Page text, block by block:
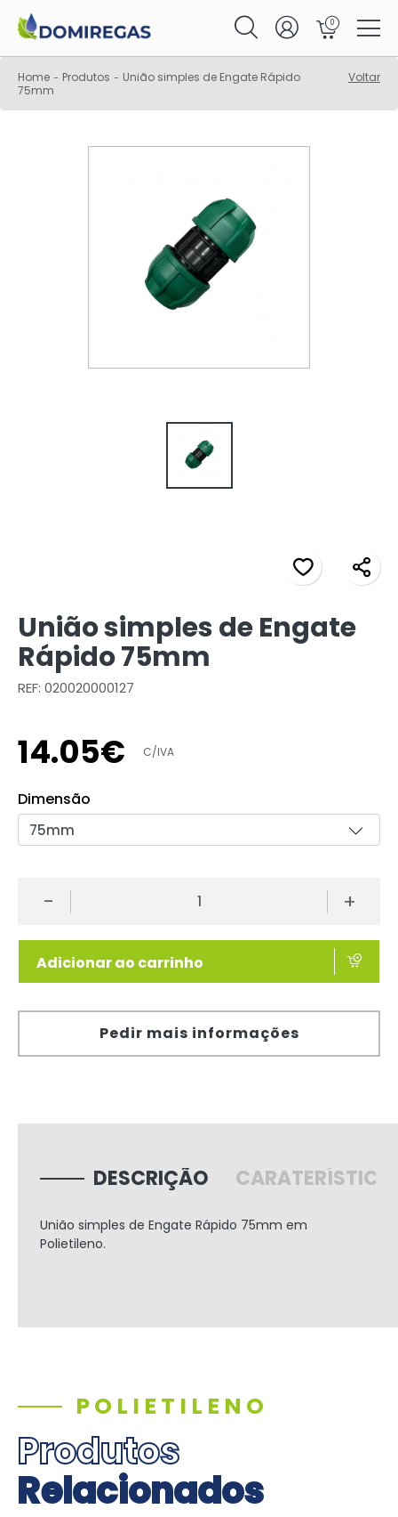
0
Home - Produtos - União simples de Engate Rápido
75mm
Voltar
União simples de Engate
Rápido 75mm
REF: 020020000127
14.05€ C/IVA
Dimensão
- +
Adicionar ao carrinho
Pedir mais informações
DESCRIÇÃO
União simples de Engate Rápido 75mm em
Polietileno.
POLIETILENO
Produtos
Relacionados